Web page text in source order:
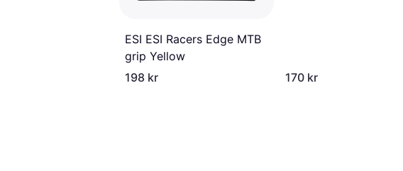
ESI ESI Racers Edge MTB
grip Yellow
198 kr
170 kr